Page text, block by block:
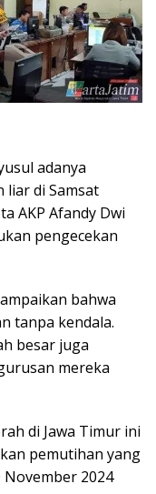
adanya
di Samsat
AKP Afandy Dwi
pengecekan
bahwa
tanpa kendala.
besar juga
mereka
di Jawa Timur ini
pemutihan yang
2024